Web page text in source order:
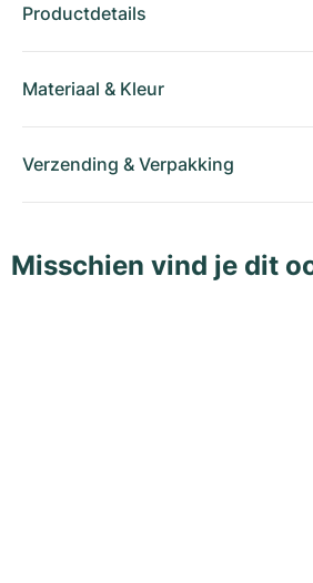
Productdetails
Materiaal & Kleur
Verzending & Verpakking
Misschien vind je dit